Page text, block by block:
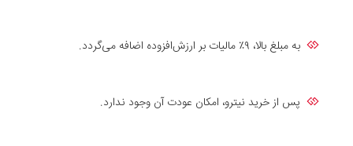
به مبلغ بالا، ۹٪ مالیات بر ارزش‌افزوده اضافه می‌گردد.
پس از خرید نیترو، امکان عودت آن وجود ندارد.